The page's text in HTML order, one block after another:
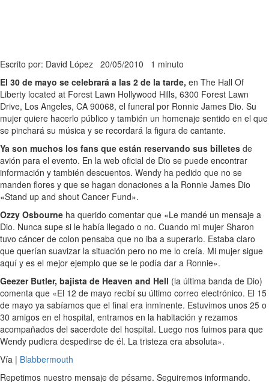
Escrito por: David López 20/05/2010 1 minuto
El 30 de mayo se celebrará a las 2 de la tarde, en The Hall Of
Liberty located at Forest Lawn Hollywood Hills, 6300 Forest Lawn
Drive, Los Angeles, CA 90068, el funeral por Ronnie James Dio. Su
mujer quiere hacerlo público y también un homenaje sentido en el que
se pinchará su música y se recordará la figura de cantante.
Ya son muchos los fans que están reservando sus billetes de
avión para el evento. En la web oficial de Dio se puede encontrar
información y también descuentos. Wendy ha pedido que no se
manden flores y que se hagan donaciones a la Ronnie James Dio
«Stand up and shout Cancer Fund».
Ozzy Osbourne ha querido comentar que «Le mandé un mensaje a
Dio. Nunca supe si le había llegado o no. Cuando mi mujer Sharon
tuvo cáncer de colon pensaba que no iba a superarlo. Estaba claro
que querían suavizar la situación pero no me lo creía. Mi mujer sigue
aquí y es el mejor ejemplo que se le podía dar a Ronnie».
Geezer Butler, bajista de Heaven and Hell (la última banda de Dio)
comenta que «El 12 de mayo recibí su último correo electrónico. El 15
de mayo ya sabíamos que el final era inminente. Estuvimos unos 25 o
30 amigos en el hospital, entramos en la habitación y rezamos
acompañados del sacerdote del hospital. Luego nos fuimos para que
Wendy pudiera despedirse de él. La tristeza era absoluta».
Vía | Blabbermouth
Repetimos nuestro mensaje de pésame. Seguiremos informando.